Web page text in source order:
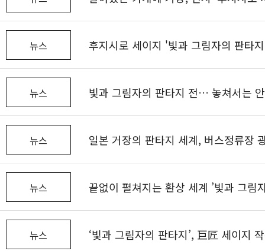
뉴스 후지시로 세이지 '빛과 그림자의 판타
뉴스 빛과 그림자의 판타지 전… 놓쳐서는 안
뉴스 일본 거장의 판타지 세계, 버스정류장
뉴스 끝없이 펼쳐지는 환상 세계 ’빛과 그림
뉴스 ‘빛과 그림자의 판타지’, 巨匠 세이지